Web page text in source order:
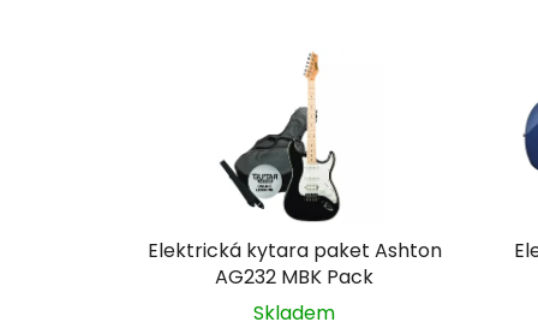
Elektrická kytara paket Ashton
AG232 MBK Pack
Skladem